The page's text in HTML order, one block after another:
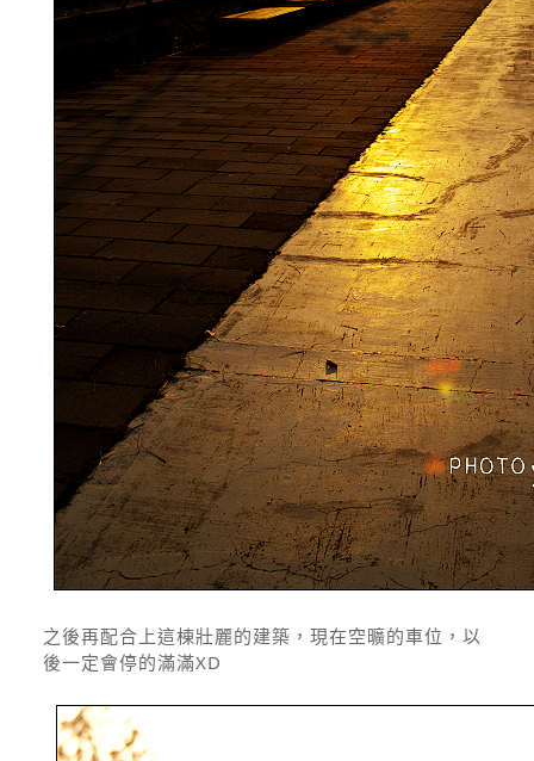
之後再配合上這棟壯麗的建築，現在空曠的車位，以
後一定會停的滿滿XD